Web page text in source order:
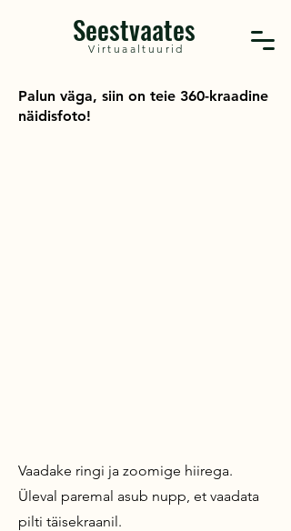
Seestvaates
Virtuaaltuurid
Palun väga, siin on teie 360-kraadine
näidisfoto!
Vaadake ringi ja zoomige hiirega.
Üleval paremal asub nupp, et vaadata
pilti täisekraanil.